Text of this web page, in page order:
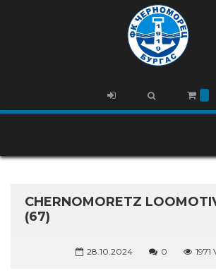
CHERNOMORETZ
(67)
28.10.2024 0 1971